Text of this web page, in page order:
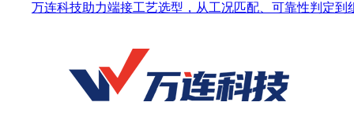
万连科技助力端接工艺选型，从工况匹配、可靠性判定到